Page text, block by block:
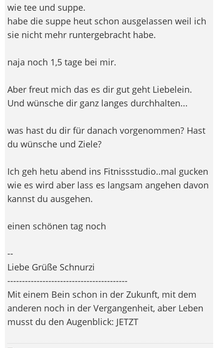
wie tee und suppe.
habe die suppe heut schon ausgelassen weil ich
sie nicht mehr runtergebracht habe.
naja noch 1,5 tage bei mir.
Aber freut mich das es dir gut geht Liebelein.
Und wünsche dir ganz langes durchhalten...
was hast du dir für danach vorgenommen? Hast
du wünsche und Ziele?
Ich geh hetu abend ins Fitnissstudio..mal gucken
wie es wird aber lass es langsam angehen davon
kannst du ausgehen.
einen schönen tag noch
--
Liebe Grüße Schnurzi
-----------------------------------------
Mit einem Bein schon in der Zukunft, mit dem
anderen noch in der Vergangenheit, aber Leben
musst du den Augenblick: JETZT